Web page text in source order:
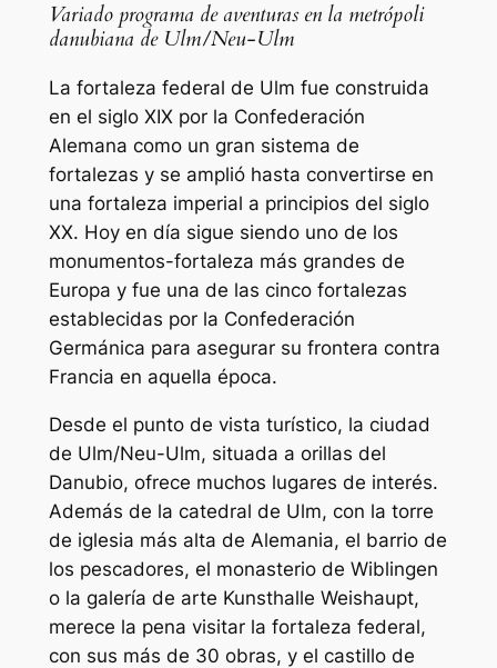
Variado programa de aventuras en la metrópoli
danubiana de Ulm/Neu-Ulm
La fortaleza federal de Ulm fue construida
en el siglo XIX por la Confederación
Alemana como un gran sistema de
fortalezas y se amplió hasta convertirse en
una fortaleza imperial a principios del siglo
XX. Hoy en día sigue siendo uno de los
monumentos-fortaleza más grandes de
Europa y fue una de las cinco fortalezas
establecidas por la Confederación
Germánica para asegurar su frontera contra
Francia en aquella época.
Desde el punto de vista turístico, la ciudad
de Ulm/Neu-Ulm, situada a orillas del
Danubio, ofrece muchos lugares de interés.
Además de la catedral de Ulm, con la torre
de iglesia más alta de Alemania, el barrio de
los pescadores, el monasterio de Wiblingen
o la galería de arte Kunsthalle Weishaupt,
merece la pena visitar la fortaleza federal,
con sus más de 30 obras, y el castillo de